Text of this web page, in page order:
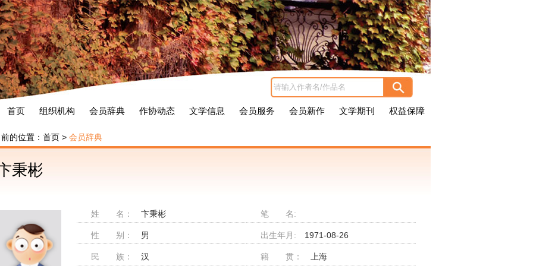
首页 组织机构 会员辞典 作协动态 文学信息 会员服务 会员新作 文学期刊 权益保障
的位置： 首页 > 会员辞典
秉彬
姓 名： 卞秉彬 笔 名:
性 别： 男 出生年月: 1971-08-26
民 族： 汉 籍 贯： 上海